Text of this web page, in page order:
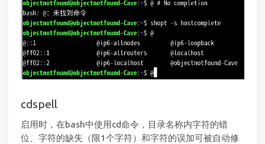
cdspell
启用时，在bash中使用cd命令，目录名称内字符的错
位、字符的缺失（限1个字符）和字符的误加可被自动修